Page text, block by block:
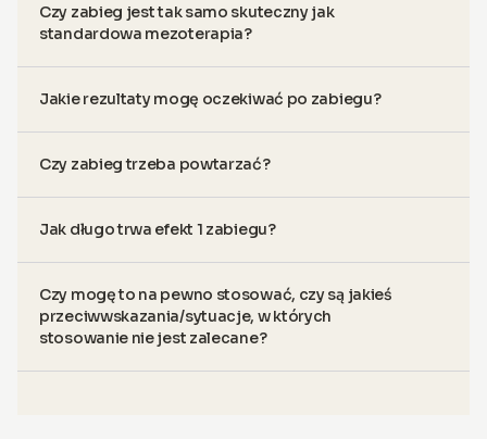
Czy zabieg jest tak samo skuteczny jak
standardowa mezoterapia?
Jakie rezultaty mogę oczekiwać po zabiegu?
Czy zabieg trzeba powtarzać?
Jak długo trwa efekt 1 zabiegu?
Czy mogę to na pewno stosować, czy są jakieś
przeciwwskazania/sytuacje, w których
stosowanie nie jest zalecane?